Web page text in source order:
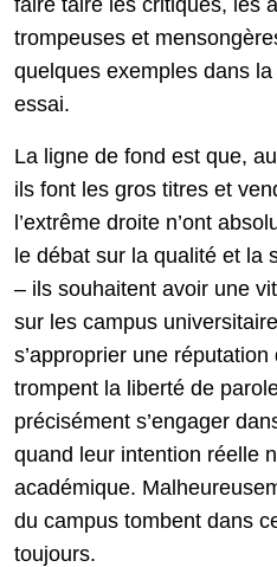
faire taire les critiques, les
trompeuses et
quelques exemples dans
essai.
La ligne de fond est que,
ils font les gros titres et
l’extrême droite n’ont
le débat sur la qualité et la
– ils souhaitent avoir une
sur les campus
s’approprier une réputation
trompent la liberté de
précisément s’engager
quand leur intention réelle
académique.
du campus tombent dans
toujours.